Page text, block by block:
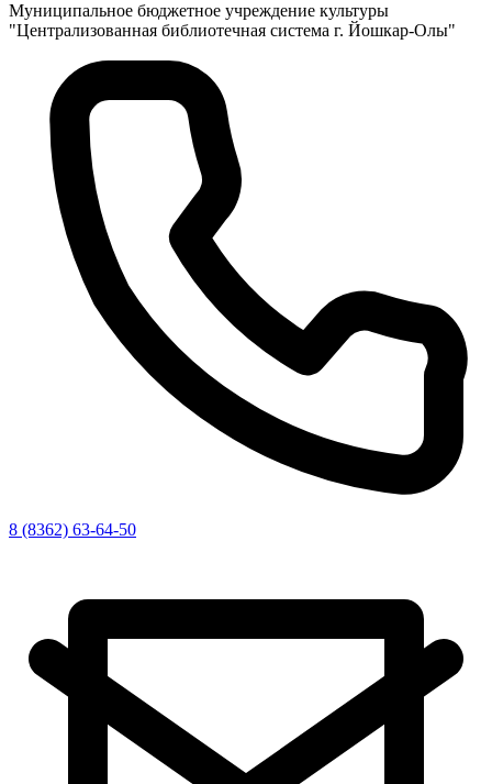
Муниципальное бюджетное учреждение культуры
"Централизованная библиотечная система г. Йошкар-Олы"
8 (8362) 63-64-50